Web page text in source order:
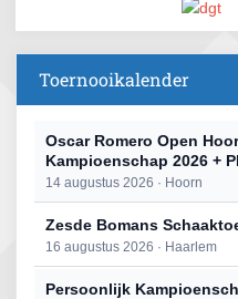
Toernooikalender
Oscar Romero Open
Kampioenschap 2026 +
14 augustus 2026 · Hoorn
Zesde Bomans
16 augustus 2026 · Haarlem
Persoonlijk